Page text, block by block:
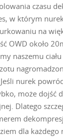
czasu
w którym
na
OWD około
naszemu
nurek
może dojść
Dlatego
dla każdego